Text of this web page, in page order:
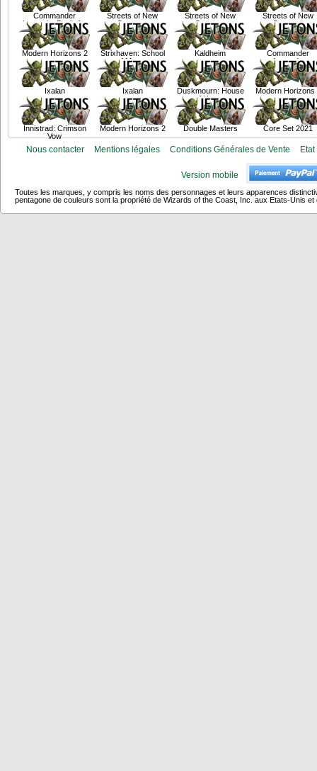
Commander
Legends: Battle for
Baldur's Gate
Streets of New
Capenna
Streets of New
Capenna
Streets of New
Capenna
Modern Horizons 2
Strixhaven: School
of Mages
Kaldheim
Commander
Legends
Ixalan Ixalan
Duskmourn: House
of Horror
Modern Horizons
Innistrad: Crimson
Vow
Modern Horizons 2 Double Masters Core Set 2021
Nous contacter Mentions légales Conditions Générales de Vente
Version mobile
Toutes les marques, y compris les noms des personnages et leurs apparences
pentagone de couleurs sont la propriété de Wizards of the Coast, Inc. aux Etats-Unis